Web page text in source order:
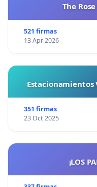
The
521 firmas
13 Apr 2026
Estacionamientos
351 firmas
23 Oct 2025
¡LOS